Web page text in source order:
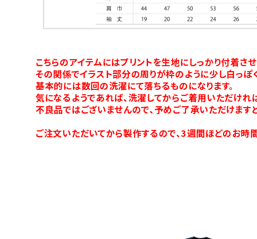
こちらのアイテムにはプリントを生地にしっかり付着さ
その関係でイラスト部分の周りが枠のように少し白っぽ
基本的には数回の洗濯にて落ちるものになります。
気になるようであれば、洗濯してからご着用いただけれ
不良品ではございませんので、予めご了承いただけます
ご注文いただいてから製作するので、3週間ほどのお時